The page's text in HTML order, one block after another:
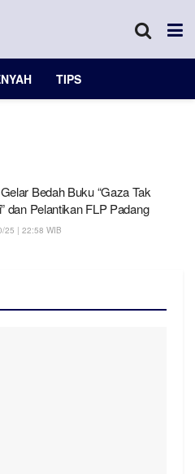
TIPS
Bedah Buku “Gaza Tak
dan Pelantikan FLP Padang
25 | 22:58 WIB